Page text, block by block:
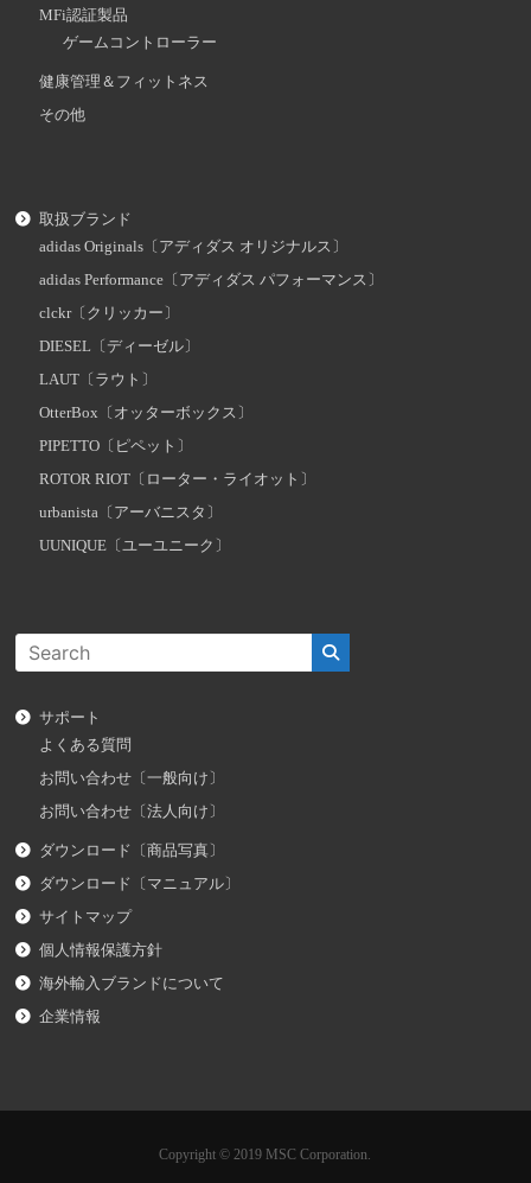
MFi認証製品
ゲームコントローラー
健康管理＆フィットネス
その他
取扱ブランド
adidas Originals〔アディダス オリジナルス〕
adidas Performance〔アディダス パフォーマンス〕
clckr〔クリッカー〕
DIESEL〔ディーゼル〕
LAUT〔ラウト〕
OtterBox〔オッターボックス〕
PIPETTO〔ピペット〕
ROTOR RIOT〔ローター・ライオット〕
urbanista〔アーバニスタ〕
UUNIQUE〔ユーユニーク〕
サポート
よくある質問
お問い合わせ〔一般向け〕
お問い合わせ〔法人向け〕
ダウンロード〔商品写真〕
ダウンロード〔マニュアル〕
サイトマップ
個人情報保護方針
海外輸入ブランドについて
企業情報
Copyright © 2019 MSC Corporation.